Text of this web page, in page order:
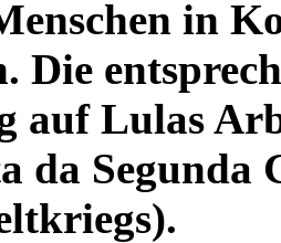
in
Die
auf Lulas
da Segunda